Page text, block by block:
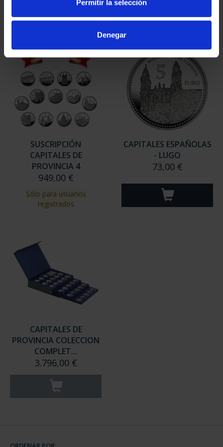
Permitir la selección
Denegar
Sólo para usuarios
registrados
Sólo para usuarios
registrados
SUSCRIPCIÓN
CAPITALES DE
PROVINCIA 4
949,00 €
Sólo para usuarios
registrados
CAPITALES ESPAÑOLAS
- LUGO
73,00 €
CAPITALES DE
PROVINCIA COLECCION
COMPLET...
3.796,00 €